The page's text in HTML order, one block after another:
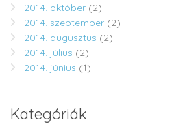
2014. október (2)
2014. szeptember (2)
2014. augusztus (2)
2014. július (2)
2014. június (1)
Kategóriák